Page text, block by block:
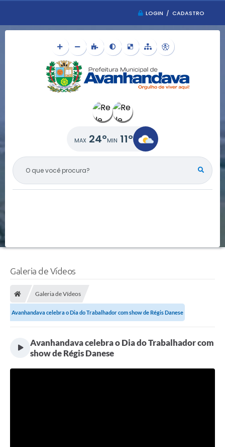
LOGIN / CADASTRO
O QUE VOCÊ PROCURA?
24° 11°
Galeria de Vídeos
Galeria de Vídeos
Avanhandava celebra o Dia do Trabalhador com show de Régis Danese
Avanhandava celebra o Dia do Trabalhador com
show de Régis Danese